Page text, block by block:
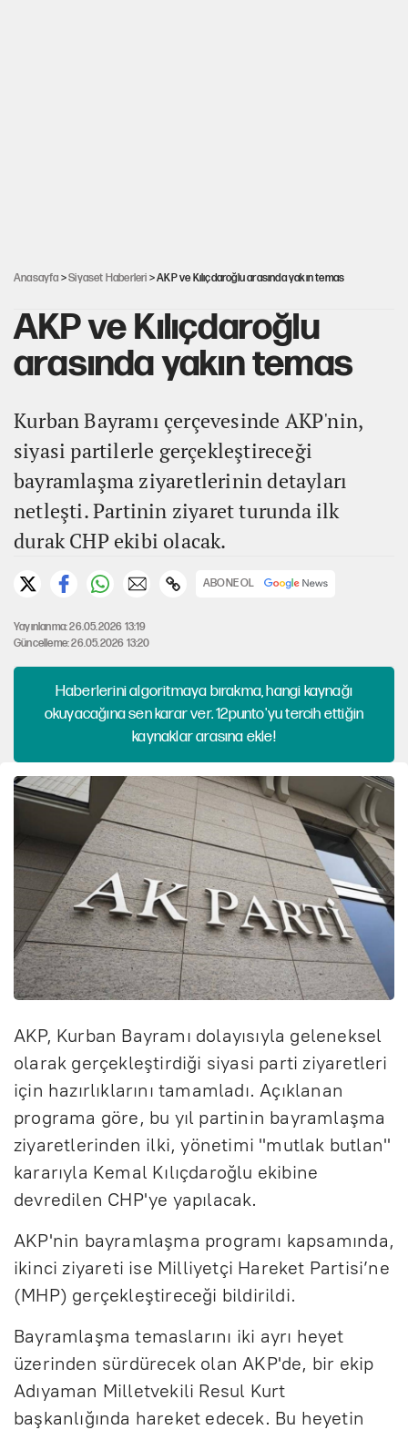
Anasayfa >Siyaset Haberleri > AKP ve Kılıçdaroğlu arasında yakın temas
AKP ve Kılıçdaroğlu
arasında yakın temas
Kurban Bayramı çerçevesinde AKP'nin,
siyasi partilerle gerçekleştireceği
bayramlaşma ziyaretlerinin detayları
netleşti. Partinin ziyaret turunda ilk
durak CHP ekibi olacak.
ABONE OL
Yayınlanma: 26.05.2026 13:19
Güncelleme: 26.05.2026 13:20
Haberlerini algoritmaya bırakma, hangi kaynağı
okuyacağına sen karar ver. 12punto'yu tercih ettiğin
kaynaklar arasına ekle!
AKP, Kurban Bayramı dolayısıyla geleneksel
olarak gerçekleştirdiği siyasi parti ziyaretleri
için hazırlıklarını tamamladı. Açıklanan
programa göre, bu yıl partinin bayramlaşma
ziyaretlerinden ilki, yönetimi "mutlak butlan"
kararıyla Kemal Kılıçdaroğlu ekibine
devredilen CHP'ye yapılacak.
AKP'nin bayramlaşma programı kapsamında,
ikinci ziyareti ise Milliyetçi Hareket Partisi’ne
(MHP) gerçekleştireceği bildirildi.
Bayramlaşma temaslarını iki ayrı heyet
üzerinden sürdürecek olan AKP'de, bir ekip
Adıyaman Milletvekili Resul Kurt
başkanlığında hareket edecek. Bu heyetin